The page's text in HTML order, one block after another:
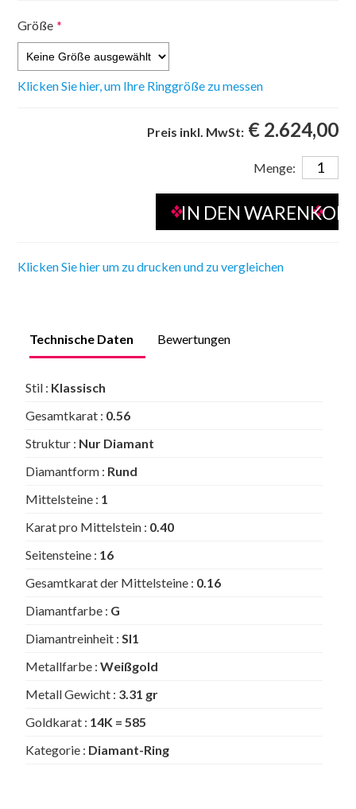
Größe *
Klicken Sie hier, um Ihre Ringgröße zu messen
Preis inkl. MwSt: € 2.624,00
Menge:
Klicken Sie hier um zu drucken und zu vergleichen
Technische Daten Bewertungen
Stil : Klassisch
Gesamtkarat : 0.56
Struktur : Nur Diamant
Diamantform : Rund
Mittelsteine : 1
Karat pro Mittelstein : 0.40
Seitensteine : 16
Gesamtkarat der Mittelsteine : 0.16
Diamantfarbe : G
Diamantreinheit :SI1
Metallfarbe :Weißgold
Metall Gewicht : 3.31 gr
Goldkarat : 14K = 585
Kategorie : Diamant-Ring